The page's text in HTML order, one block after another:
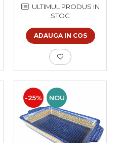
ULTIMUL PRODUS IN
STOC
ADAUGA IN COS
-25% NOU